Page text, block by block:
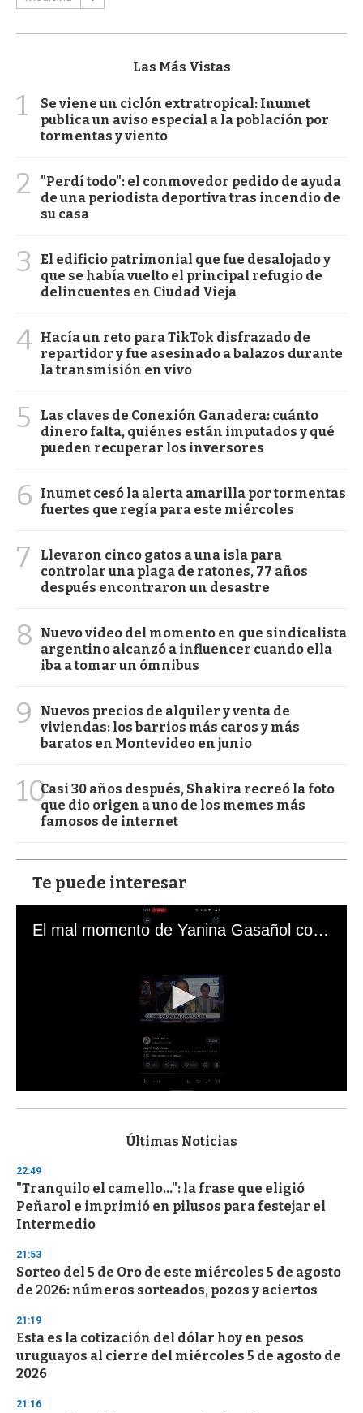
Las Más Vistas
1
Se viene un ciclón extratropical: Inumet
publica un aviso especial a la población por
tormentas y viento
2
"Perdí todo": el conmovedor pedido de ayuda
de una periodista deportiva tras incendio de
su casa
3
El edificio patrimonial que fue desalojado y
que se había vuelto el principal refugio de
delincuentes en Ciudad Vieja
4 Hacía un reto para TikTok disfrazado de
repartidor y fue asesinado a balazos durante
la transmisión en vivo
5
Las claves de Conexión Ganadera: cuánto
dinero falta, quiénes están imputados y qué
pueden recuperar los inversores
6
Inumet cesó la alerta amarilla por tormentas
fuertes que regía para este miércoles
7
Llevaron cinco gatos a una isla para
controlar una plaga de ratones, 77 años
después encontraron un desastre
8
Nuevo video del momento en que sindicalista
argentino alcanzó a influencer cuando ella
iba a tomar un ómnibus
9
Nuevos precios de alquiler y venta de
viviendas: los barrios más caros y más
baratos en Montevideo en junio
10Casi 30 años después, Shakira recreó la foto
que dio origen a uno de los memes más
famosos de internet
Te puede interesar
El mal momento de Yanina Gasañol con un hincha argentino en "Subrayado"
s
d
s
o
f
3
s
e
c
o
d
s
Últimas Noticias
22:49
"Tranquilo el camello...": la frase que eligió
Peñarol e imprimió en pilusos para festejar el
Intermedio
21:53
Sorteo del 5 de Oro de este miércoles 5 de agosto
de 2026: números sorteados, pozos y aciertos
21:19
Esta es la cotización del dólar hoy en pesos
uruguayos al cierre del miércoles 5 de agosto de
2026
21:16